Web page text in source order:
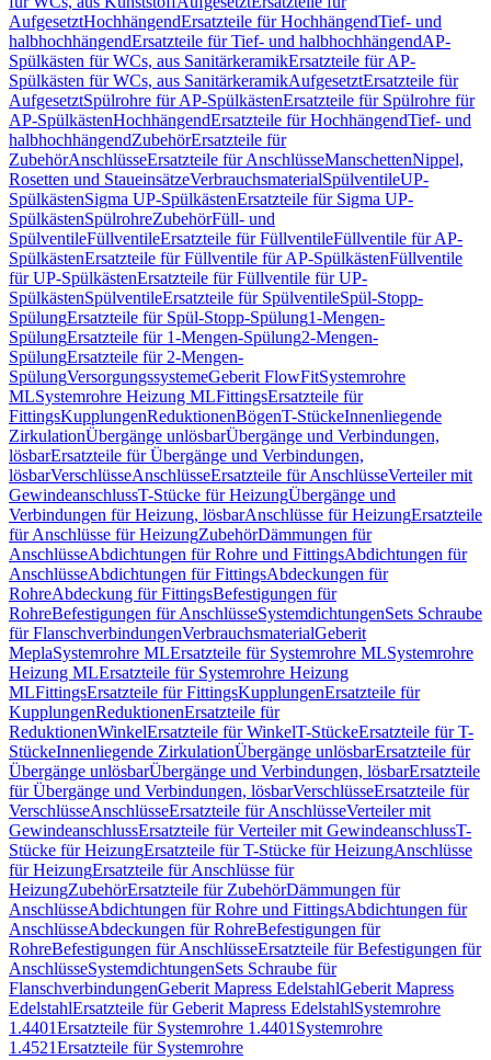
AufgesetztHochhängendErsatzteile für HochhängendTief- und
halbhochhängendErsatzteile für Tief- und halbhochhängendAP-
Spülkästen für WCs, aus SanitärkeramikErsatzteile für AP-
Spülkästen für WCs, aus SanitärkeramikAufgesetztErsatzteile für
AufgesetztSpülrohre für AP-SpülkästenErsatzteile für Spülrohre für
AP-SpülkästenHochhängendErsatzteile für HochhängendTief- und
halbhochhängendZubehörErsatzteile für
ZubehörAnschlüsseErsatzteile für AnschlüsseManschettenNippel,
Rosetten und StaueinsätzeVerbrauchsmaterialSpülventileUP-
SpülkästenSigma UP-SpülkästenErsatzteile für Sigma UP-
SpülkästenSpülrohreZubehörFüll- und
SpülventileFüllventileErsatzteile für FüllventileFüllventile für AP-
SpülkästenErsatzteile für Füllventile für AP-SpülkästenFüllventile
für UP-SpülkästenErsatzteile für Füllventile für UP-
SpülkästenSpülventileErsatzteile für SpülventileSpül-Stopp-
SpülungErsatzteile für Spül-Stopp-Spülung1-Mengen-
SpülungErsatzteile für 1-Mengen-Spülung2-Mengen-
SpülungErsatzteile für 2-Mengen-
SpülungVersorgungssystemeGeberit FlowFitSystemrohre
MLSystemrohre Heizung MLFittingsErsatzteile für
FittingsKupplungenReduktionenBögenT-StückeInnenliegende
ZirkulationÜbergänge unlösbarÜbergänge und Verbindungen,
lösbarErsatzteile für Übergänge und Verbindungen,
lösbarVerschlüsseAnschlüsseErsatzteile für AnschlüsseVerteiler mit
GewindeanschlussT-Stücke für HeizungÜbergänge und
Verbindungen für Heizung, lösbarAnschlüsse für HeizungErsatzteile
für Anschlüsse für HeizungZubehörDämmungen für
AnschlüsseAbdichtungen für Rohre und FittingsAbdichtungen für
AnschlüsseAbdichtungen für FittingsAbdeckungen für
RohreAbdeckung für FittingsBefestigungen für
RohreBefestigungen für AnschlüsseSystemdichtungenSets Schraube
für FlanschverbindungenVerbrauchsmaterialGeberit
MeplaSystemrohre MLErsatzteile für Systemrohre MLSystemrohre
Heizung MLErsatzteile für Systemrohre Heizung
MLFittingsErsatzteile für FittingsKupplungenErsatzteile für
KupplungenReduktionenErsatzteile für
ReduktionenWinkelErsatzteile für WinkelT-StückeErsatzteile für T-
StückeInnenliegende ZirkulationÜbergänge unlösbarErsatzteile für
Übergänge unlösbarÜbergänge und Verbindungen, lösbarErsatzteile
für Übergänge und Verbindungen, lösbarVerschlüsseErsatzteile für
VerschlüsseAnschlüsseErsatzteile für AnschlüsseVerteiler mit
GewindeanschlussErsatzteile für Verteiler mit GewindeanschlussT-
Stücke für HeizungErsatzteile für T-Stücke für HeizungAnschlüsse
für HeizungErsatzteile für Anschlüsse für
HeizungZubehörErsatzteile für ZubehörDämmungen für
AnschlüsseAbdichtungen für Rohre und FittingsAbdichtungen für
AnschlüsseAbdeckungen für RohreBefestigungen für
RohreBefestigungen für AnschlüsseErsatzteile für Befestigungen für
AnschlüsseSystemdichtungenSets Schraube für
FlanschverbindungenGeberit Mapress EdelstahlGeberit Mapress
EdelstahlErsatzteile für Geberit Mapress EdelstahlSystemrohre
1.4401Ersatzteile für Systemrohre 1.4401 Systemrohre
1.4521Ersatzteile für Systemrohre